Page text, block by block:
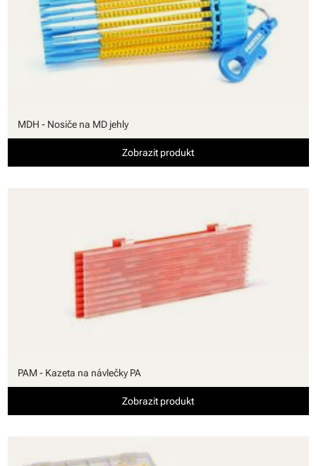
MDH - Nosiče na MD jehly
Zobrazit produkt
PAM - Kazeta na návlečky PA
Zobrazit produkt